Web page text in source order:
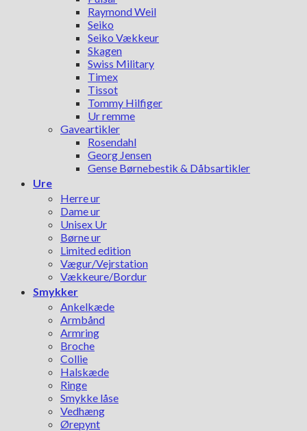
Raymond Weil
Seiko
Seiko Vækkeur
Skagen
Swiss Military
Timex
Tissot
Tommy Hilfiger
Ur remme
Gaveartikler
Rosendahl
Georg Jensen
Gense Børnebestik & Dåbsartikler
Ure
Herre ur
Dame ur
Unisex Ur
Børne ur
Limited edition
Vægur/Vejrstation
Vækkeure/Bordur
Smykker
Ankelkæde
Armbånd
Armring
Broche
Collie
Halskæde
Ringe
Smykke låse
Vedhæng
Ørepynt